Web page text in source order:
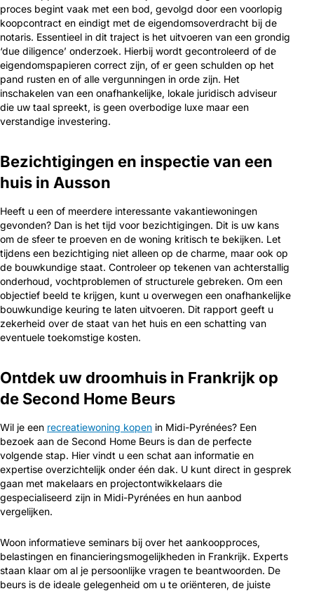
proces begint vaak met een bod, gevolgd door een voorlopig
koopcontract en eindigt met de eigendomsoverdracht bij de
notaris. Essentieel in dit traject is het uitvoeren van een grondig
‘due diligence’ onderzoek. Hierbij wordt gecontroleerd of de
eigendomspapieren correct zijn, of er geen schulden op het
pand rusten en of alle vergunningen in orde zijn. Het
inschakelen van een onafhankelijke, lokale juridisch adviseur
die uw taal spreekt, is geen overbodige luxe maar een
verstandige investering.
Bezichtigingen en inspectie van een
huis in Ausson
Heeft u een of meerdere interessante vakantiewoningen
gevonden? Dan is het tijd voor bezichtigingen. Dit is uw kans
om de sfeer te proeven en de woning kritisch te bekijken. Let
tijdens een bezichtiging niet alleen op de charme, maar ook op
de bouwkundige staat. Controleer op tekenen van achterstallig
onderhoud, vochtproblemen of structurele gebreken. Om een
objectief beeld te krijgen, kunt u overwegen een onafhankelijke
bouwkundige keuring te laten uitvoeren. Dit rapport geeft u
zekerheid over de staat van het huis en een schatting van
eventuele toekomstige kosten.
Ontdek uw droomhuis in Frankrijk op
de Second Home Beurs
Wil je een recreatiewoning kopen in Midi-Pyrénées? Een
bezoek aan de Second Home Beurs is dan de perfecte
volgende stap. Hier vindt u een schat aan informatie en
expertise overzichtelijk onder één dak. U kunt direct in gesprek
gaan met makelaars en projectontwikkelaars die
gespecialiseerd zijn in Midi-Pyrénées en hun aanbod
vergelijken.
Woon informatieve seminars bij over het aankoopproces,
belastingen en financieringsmogelijkheden in Frankrijk. Experts
staan klaar om al je persoonlijke vragen te beantwoorden. De
beurs is de ideale gelegenheid om u te oriënteren, de juiste